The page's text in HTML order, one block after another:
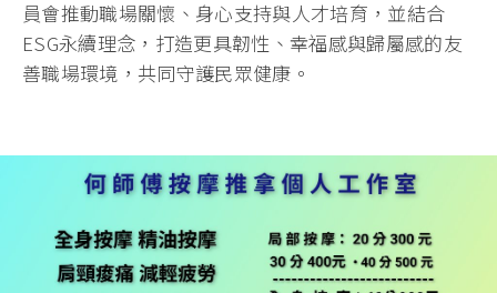
員會推動職場關懷、身心支持與人才培育，並結合
ESG永續理念，打造更具韌性、幸福感與歸屬感的友
善職場環境，共同守護民眾健康。